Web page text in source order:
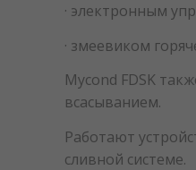
· электронным
· змеевиком
Mycond FDSK
всасыванием.
Работают
сливной системе.